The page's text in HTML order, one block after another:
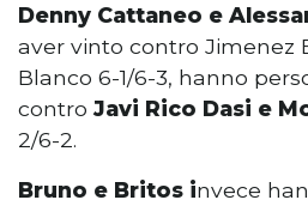
Denny Cattaneo e
aver vinto contro Jimenez
Blanco 6-1/6-3, hanno
controJavi Rico Dasi e
2/6-2.
Bruno e Britos invece